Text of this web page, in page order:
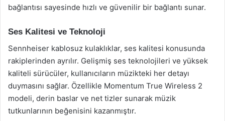
bağlantısı sayesinde hızlı ve güvenilir bir bağlantı sunar.
Ses Kalitesi ve Teknoloji
Sennheiser kablosuz kulaklıklar, ses kalitesi konusunda
rakiplerinden ayrılır. Gelişmiş ses teknolojileri ve yüksek
kaliteli sürücüler, kullanıcıların müzikteki her detayı
duymasını sağlar. Özellikle Momentum True Wireless 2
modeli, derin baslar ve net tizler sunarak müzik
tutkunlarının beğenisini kazanmıştır.